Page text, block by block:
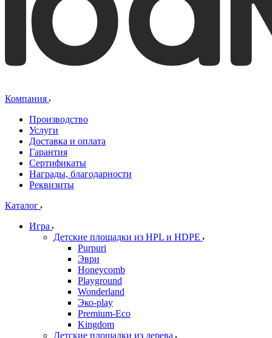
Компания
Производство
Услуги
Доставка и оплата
Гарантия
Сертификаты
Награды, благодарности
Реквизиты
Каталог
Игра
Детские площадки из HPL и HDPE
Purpuri
Эври
Honeycomb
Playground
Wonderland
Эко-play
Premium-Eco
Kingdom
Детские площадки из дерева